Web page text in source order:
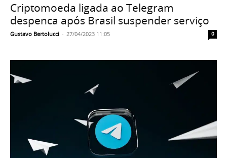
Criptomoeda ligada ao Telegram
despenca após Brasil suspender serviço
Gustavo Bertolucci - 27/04/2023 11:05 0